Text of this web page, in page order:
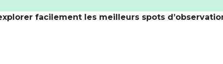
facilement les meilleurs spots